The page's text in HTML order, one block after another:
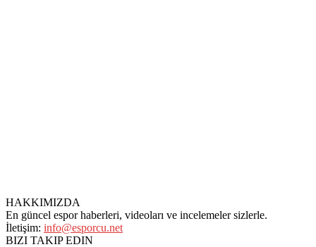
HAKKIMIZDA
En güncel espor haberleri, videoları ve incelemeler sizlerle.
İletişim: info@esporcu.net
BIZI TAKIP EDIN